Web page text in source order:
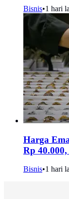
Bisnis•1 hari
Harga
Rp
Bisnis•1 hari